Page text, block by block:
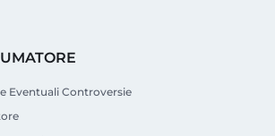
Eventuali Controversie